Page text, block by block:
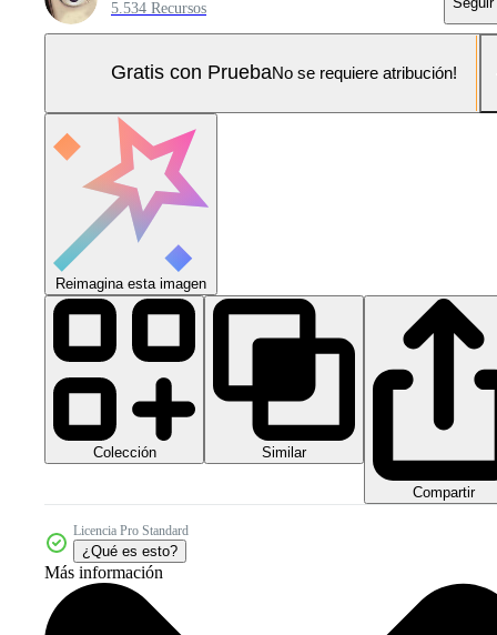
5.534 Recursos
Gratis con PruebaNo se requiere atribución!
Reimagina esta imagen
Colección Similar
Compartir
Licencia Pro Standard
¿Qué es esto?
Más información